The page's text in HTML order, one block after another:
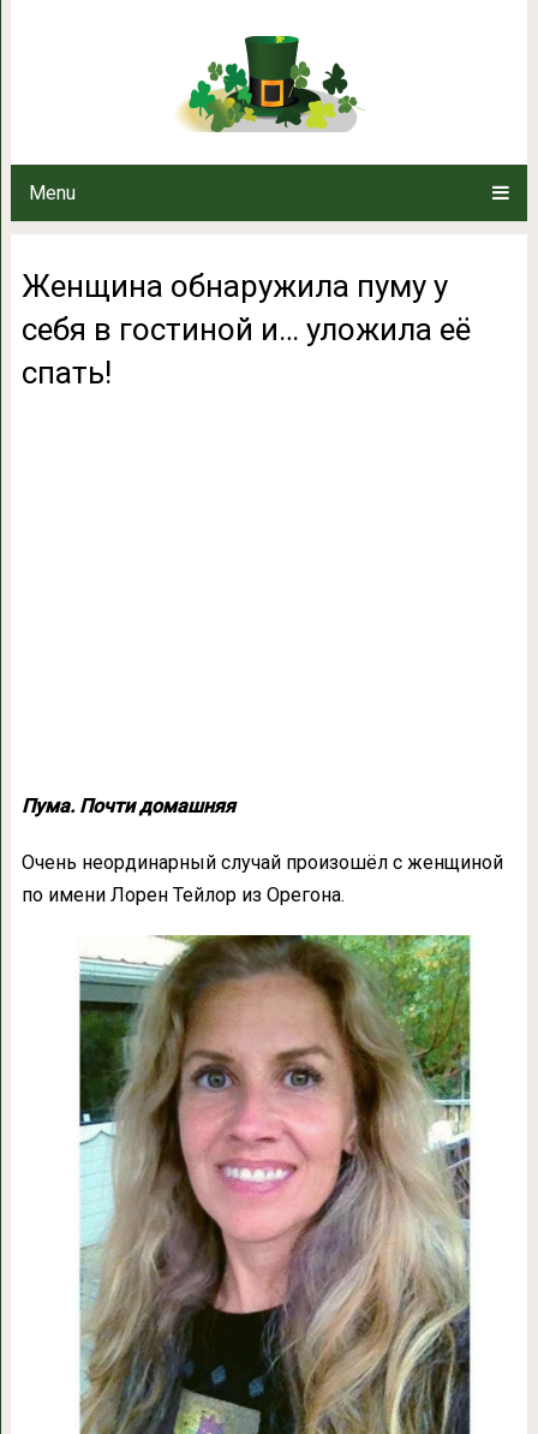
Menu
Женщина обнаружила пуму у
Женщина обнаружила пуму у
себя в гостиной и… уложила её
спать!
Пума. Почти домашняя
Очень неординарный случай произошёл с женщиной
по имени Лорен Тейлор из Орегона.